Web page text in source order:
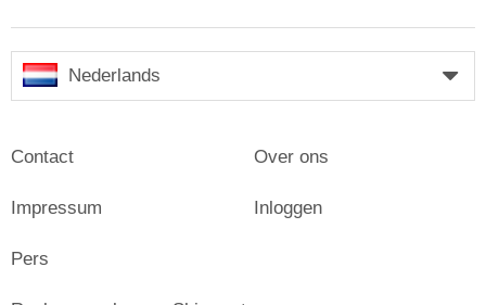
Nederlands
Contact
Impressum
Pers
Over ons
Inloggen